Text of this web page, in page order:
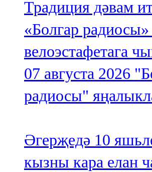
Традиция дәвам
«Болгар радиосы»
велоэстафетага
07 августа 2026
радиосы"
Әгерҗедә 10
кызны кара елан